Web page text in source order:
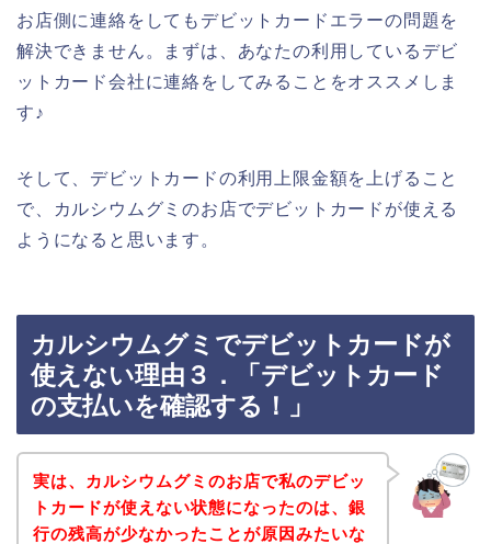
お店側に連絡をしてもデビットカードエラーの問題を
解決できません。まずは、あなたの利用しているデビ
ットカード会社に連絡をしてみることをオススメしま
す♪
そして、デビットカードの利用上限金額を上げること
で、カルシウムグミのお店でデビットカードが使える
ようになると思います。
カルシウムグミでデビットカードが
使えない理由３．「デビットカード
の支払いを確認する！」
実は、カルシウムグミのお店で私のデビッ
トカードが使えない状態になったのは、銀
行の残高が少なかったことが原因みたいな